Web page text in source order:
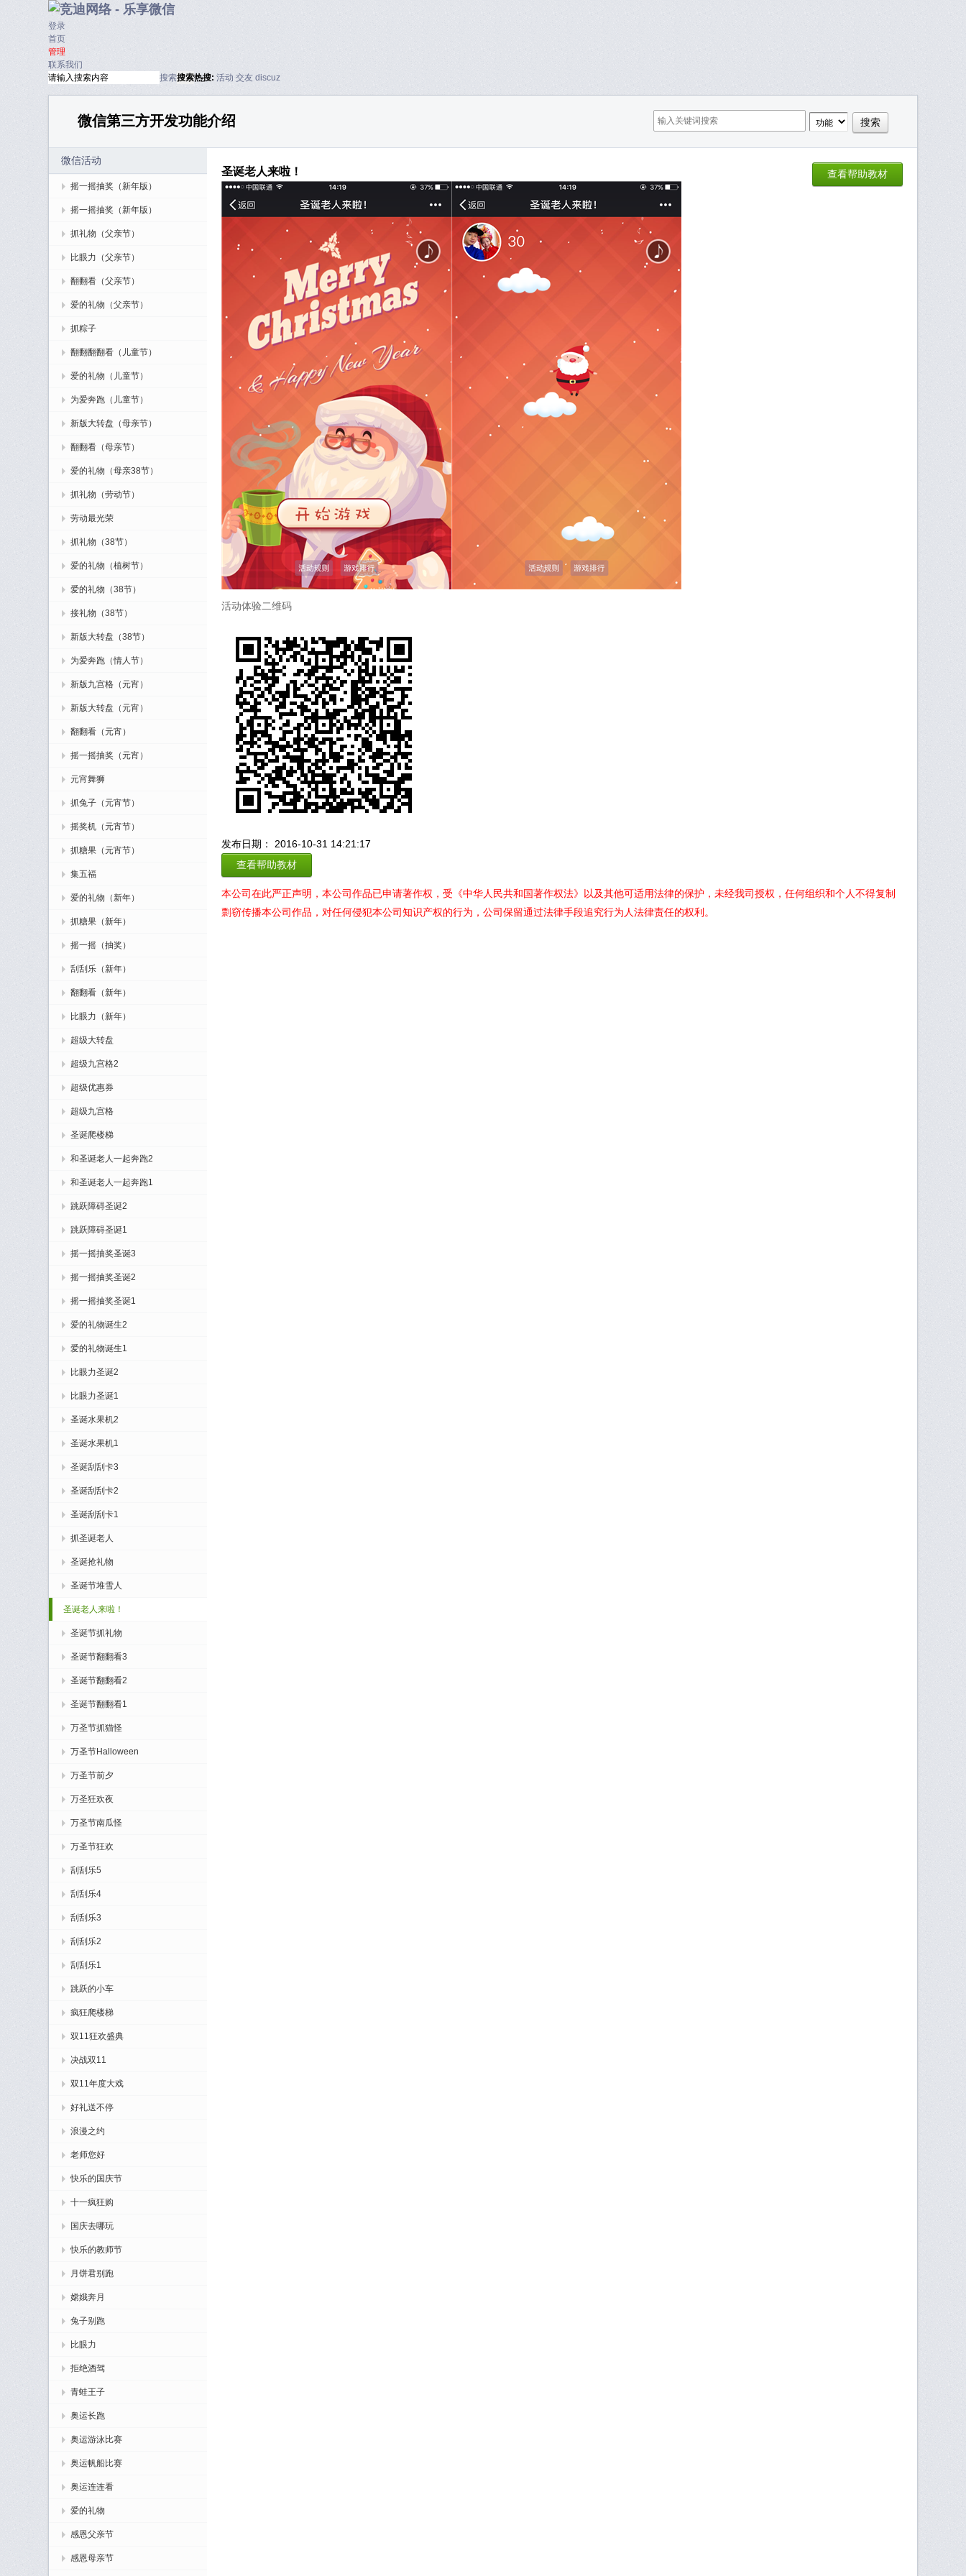
登录
首页
管理
联系我们
搜索搜索热搜: 活动 交友 discuz
微信第三方开发功能介绍
微信活动
摇一摇抽奖（新年版）
摇一摇抽奖（新年版）
抓礼物（父亲节）
比眼力（父亲节）
翻翻看（父亲节）
爱的礼物（父亲节）
抓粽子
翻翻翻翻看（儿童节）
爱的礼物（儿童节）
为爱奔跑（儿童节）
新版大转盘（母亲节）
翻翻看（母亲节）
爱的礼物（母亲38节）
抓礼物（劳动节）
劳动最光荣
抓礼物（38节）
爱的礼物（植树节）
爱的礼物（38节）
接礼物（38节）
新版大转盘（38节）
为爱奔跑（情人节）
新版九宫格（元宵）
新版大转盘（元宵）
翻翻看（元宵）
摇一摇抽奖（元宵）
元宵舞狮
抓兔子（元宵节）
摇奖机（元宵节）
抓糖果（元宵节）
集五福
爱的礼物（新年）
抓糖果（新年）
摇一摇（抽奖）
刮刮乐（新年）
翻翻看（新年）
比眼力（新年）
超级大转盘
超级九宫格2
超级优惠券
超级九宫格
圣诞爬楼梯
和圣诞老人一起奔跑2
和圣诞老人一起奔跑1
跳跃障碍圣诞2
跳跃障碍圣诞1
摇一摇抽奖圣诞3
摇一摇抽奖圣诞2
摇一摇抽奖圣诞1
爱的礼物诞生2
爱的礼物诞生1
比眼力圣诞2
比眼力圣诞1
圣诞水果机2
圣诞水果机1
圣诞刮刮卡3
圣诞刮刮卡2
圣诞刮刮卡1
抓圣诞老人
圣诞抢礼物
圣诞节堆雪人
圣诞老人来啦！
圣诞节抓礼物
圣诞节翻翻看3
圣诞节翻翻看2
圣诞节翻翻看1
万圣节抓猫怪
万圣节Halloween
万圣节前夕
万圣狂欢夜
万圣节南瓜怪
万圣节狂欢
刮刮乐5
刮刮乐4
刮刮乐3
刮刮乐2
刮刮乐1
跳跃的小车
疯狂爬楼梯
双11狂欢盛典
决战双11
双11年度大戏
好礼送不停
浪漫之约
老师您好
快乐的国庆节
十一疯狂购
国庆去哪玩
快乐的教师节
月饼君别跑
嫦娥奔月
兔子别跑
比眼力
拒绝酒驾
青蛙王子
奥运长跑
奥运游泳比赛
奥运帆船比赛
奥运连连看
爱的礼物
感恩父亲节
感恩母亲节
查看帮助教材
圣诞老人来啦！
活动体验二维码
发布日期： 2016-10-31 14:21:17
查看帮助教材
本公司在此严正声明，本公司作品已申请著作权，受《中华人民共和国著作权法》以及其他可适用法律的保护，未经我司授权，任何组织和个人不得复制
剽窃传播本公司作品，对任何侵犯本公司知识产权的行为，公司保留通过法律手段追究行为人法律责任的权利。